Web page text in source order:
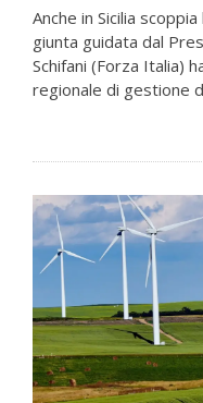
Anche in Sicilia
giunta guidata dal
Schifani (Forza Italia)
regionale di gestione